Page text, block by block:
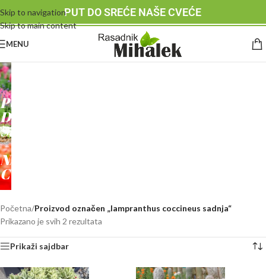
Skip to navigation
Skip to main content
PUT DO SREĆE NAŠE CVEĆE
MENU
RASADNIK
MIHALEK
PUT
DO
SREĆE
-
NAŠE
CVEĆE
Početna/Proizvod označen „lampranthus coccineus sadnja“
Prikazano je svih 2 rezultata
Prikaži sajdbar